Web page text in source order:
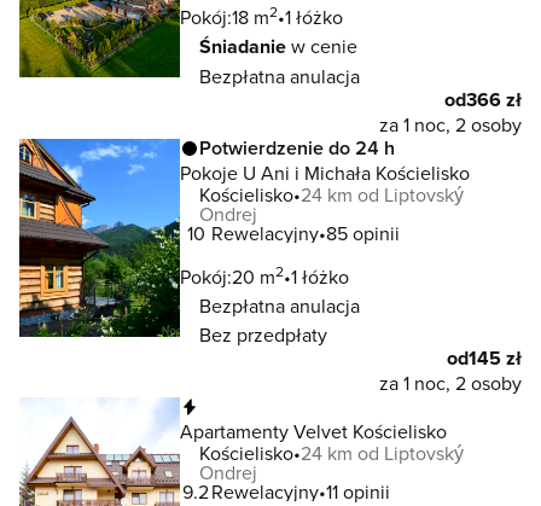
Pokój:18 m2 1 łóżko
Śniadaniew cenie
Bezpłatna anulacja
od366 zł
za 1 noc, 2 osoby
Potwierdzenie do 24 h
Pokoje U Ani i Michała Kościelisko
Kościelisko 24 km od Liptovský
Ondrej
10 Rewelacyjny 85 opinii
Pokój:20 m2 1 łóżko
Bezpłatna anulacja
Bez przedpłaty
od145 zł
za 1 noc, 2 osoby
Apartamenty Velvet Kościelisko
Kościelisko 24 km od Liptovský
Ondrej
9.2Rewelacyjny 11 opinii